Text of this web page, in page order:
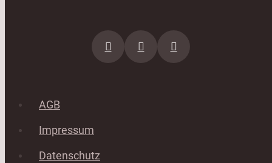
AGB
Impressum
Datenschutz